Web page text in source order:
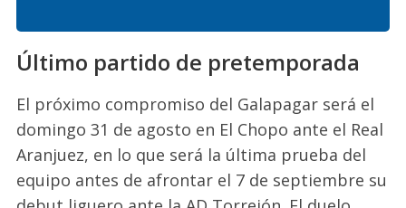
Último partido de pretemporada
El próximo compromiso del Galapagar será el
domingo 31 de agosto en El Chopo ante el Real
Aranjuez, en lo que será la última prueba del
equipo antes de afrontar el 7 de septiembre su